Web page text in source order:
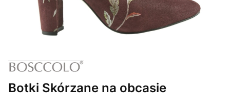
Botki Skórzane na obcasie